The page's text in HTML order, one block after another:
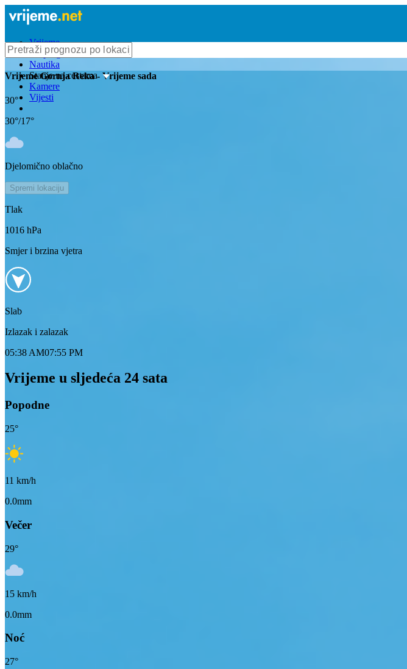
Vrijeme
Bioprognoza
Nautika
Stanje na cestama
Kamere
Vijesti
VrijemeGornja Reka- Vrijeme sada
30°
30°/17°
Djelomično oblačno
Spremi lokaciju
Tlak
1016 hPa
Smjer i brzina vjetra
Slab
Izlazak i zalazak
05:38 AM07:55 PM
Vrijeme u sljedeća 24 sata
Popodne
25°
11 km/h
0.0mm
Večer
29°
15 km/h
0.0mm
Noć
27°